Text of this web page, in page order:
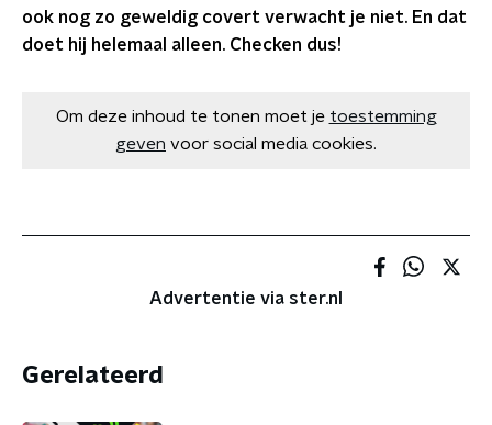
ook nog zo geweldig covert verwacht je niet. En dat
doet hij helemaal alleen. Checken dus!
Om deze inhoud te tonen moet je toestemming
geven voor social media cookies.
Advertentie via ster.nl
Gerelateerd